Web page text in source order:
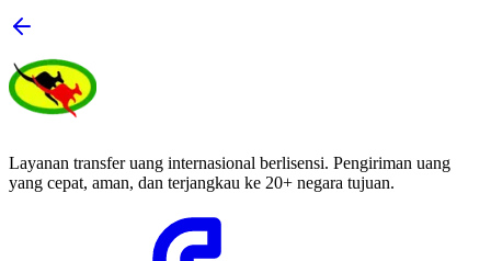
Layanan transfer uang internasional berlisensi. Pengiriman uang
yang cepat, aman, dan terjangkau ke 20+ negara tujuan.